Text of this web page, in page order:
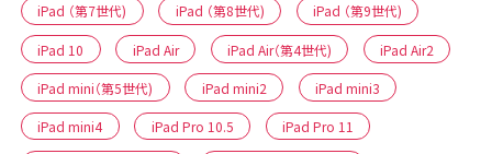
iPad （第7世代) iPad （第8世代) iPad （第9世代)
iPad 10 iPad Air iPad Air（第4世代) iPad Air2
iPad mini（第5世代) iPad mini2 iPad mini3
iPad mini4 iPad Pro 10.5 iPad Pro 11